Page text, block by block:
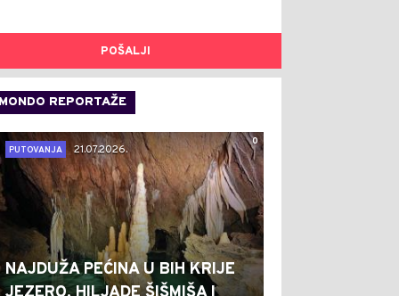
POŠALJI
MONDO REPORTAŽE
0
PUTOVANJA
21.07.2026.
NAJDUŽA PEĆINA U BIH KRIJE